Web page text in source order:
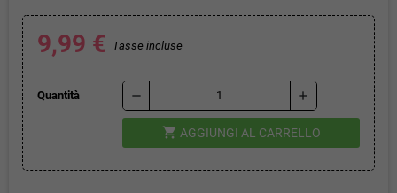
9,99 € Tasse incluse
Quantità remove add
shopping_cart AGGIUNGI AL CARRELLO